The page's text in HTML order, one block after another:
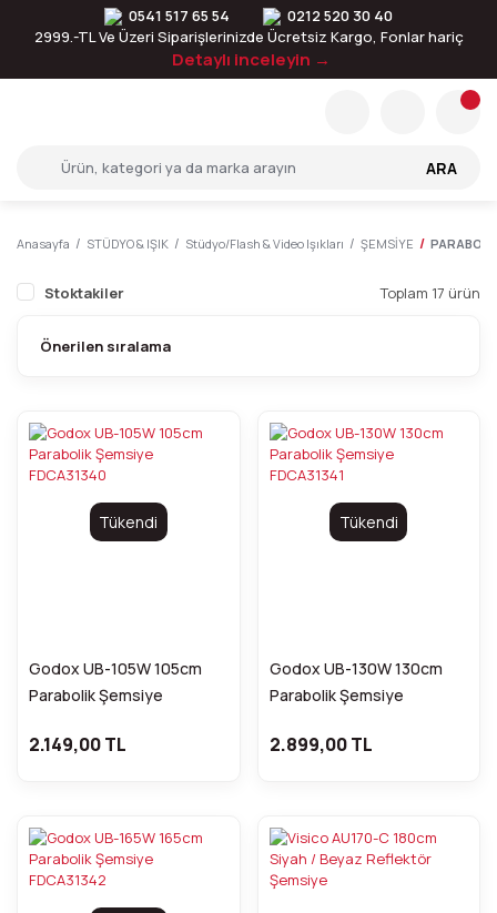
0541 517 65 54
0212 520 30 40
2999.-TL Ve Üzeri Siparişlerinizde Ücretsiz Kargo, Fonlar hariç
Detaylı inceleyin →
ARA
Anasayfa STÜDYO & IŞIK Stüdyo/Flash & Video Işıkları ŞEMSİYE
Stoktakiler Toplam 17 ürün
Tükendi
Godox UB-105W 105cm
Parabolik Şemsiye
2.149,00 TL
Tükendi
Godox UB-130W 130cm
Parabolik Şemsiye
2.899,00 TL